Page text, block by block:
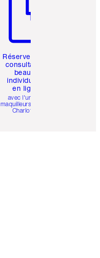
Réservez une
consultation
beauté
individuelle
en ligne
avec l'un des
maquilleurs pro de
Charlotte.